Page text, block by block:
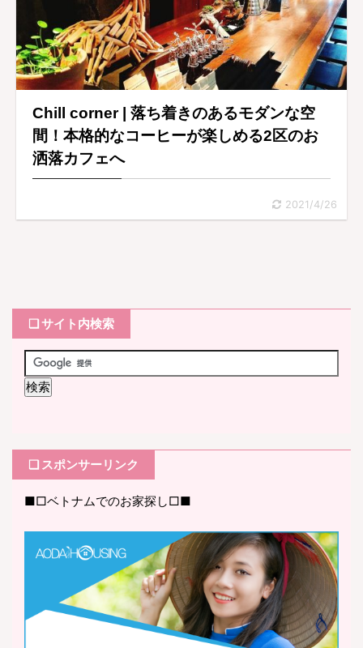
Chill corner | 落ち着きのあるモダンな空
間！本格的なコーヒーが楽しめる2区のお
洒落カフェへ
2021/4/26
❏ サイト内検索
❏ スポンサーリンク
■□ベトナムでのお家探し□■